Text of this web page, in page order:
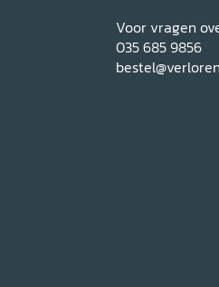
Voor vragen
035 685 9856